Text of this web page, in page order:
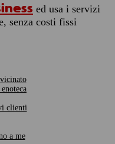
ed usa i servizi
senza costi fissi
clienti
a me